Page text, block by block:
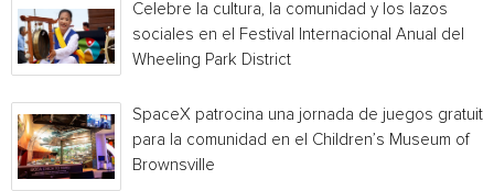
Celebre la cultura, la comunidad y los lazos
sociales en el Festival Internacional Anual del
Wheeling Park District
SpaceX patrocina una jornada de juegos gratuita
para la comunidad en el Children’s Museum of
Brownsville